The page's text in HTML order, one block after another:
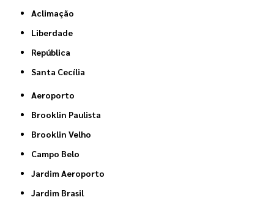
Aclimação
Liberdade
República
Santa Cecília
Aeroporto
Brooklin Paulista
Brooklin Velho
Campo Belo
Jardim Aeroporto
Jardim Brasil